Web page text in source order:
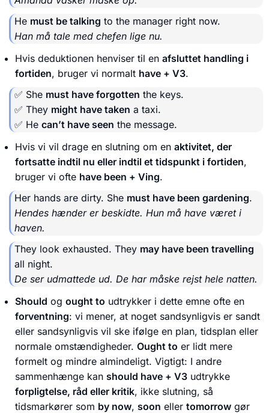
He must be talking to the manager right now.
Han må tale med chefen lige nu.
Hvis deduktionen henviser til en afsluttet handling i
fortiden, bruger vi normalt have + V3.
✅ She must have forgotten the keys.
✅ They might have taken a taxi.
✅ He can’t have seen the message.
Hvis vi vil drage en slutning om en aktivitet, der
fortsatte indtil nu eller indtil et tidspunkt i fortiden,
bruger vi ofte have been + Ving.
Her hands are dirty. She must have been gardening.
Hendes hænder er beskidte. Hun må have været i
haven.
They look exhausted. They may have been travelling
all night.
De ser udmattede ud. De har måske rejst hele natten.
Should og ought to udtrykker i dette emne ofte en
forventning: vi mener, at noget sandsynligvis er sandt
eller sandsynligvis vil ske ifølge en plan, tidsplan eller
normale omstændigheder. Ought to er lidt mere
formelt og mindre almindeligt. Vigtigt: I andre
sammenhænge kan should have + V3 udtrykke
forpligtelse, råd eller kritik, ikke slutning, så
tidsmarkører som by now, soon eller tomorrow gør